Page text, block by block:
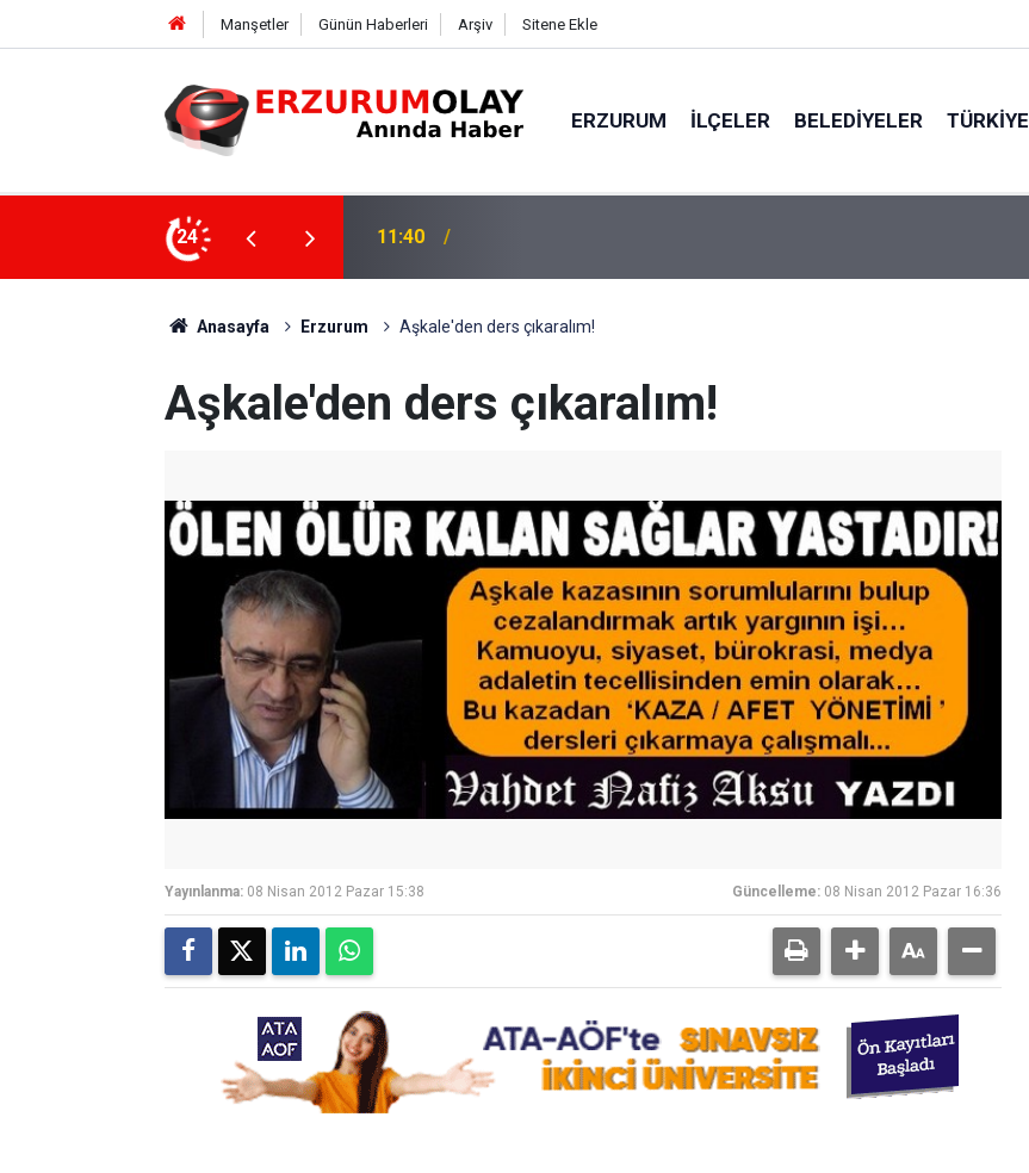
Manşetler Günün Haberleri Arşiv Sitene Ekle
ERZURUM İLÇELER BELEDIYELER TÜRKIYE
24
11:40
11:37
Anasayfa Erzurum Aşkale'den ders çıkaralım!
Aşkale'den ders çıkaralım!
Yayınlanma: 08 Nisan 2012 Pazar 15:38 Güncelleme: 08 Nisan 2012 Pazar 16:36